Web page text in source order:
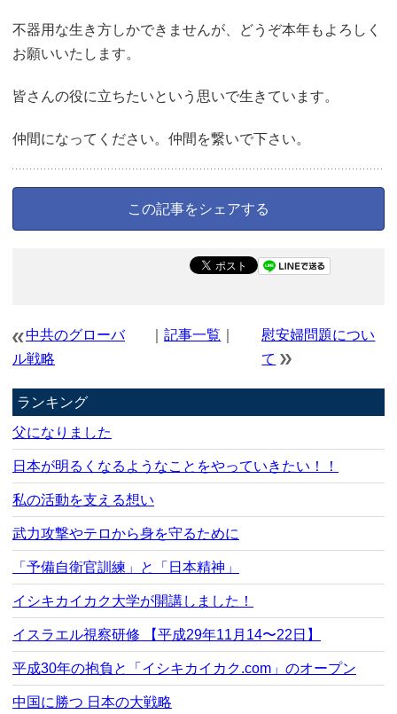
不器用な生き方しかできませんが、どうぞ本年もよろしく
お願いいたします。
皆さんの役に立ちたいという思いで生きています。
仲間になってください。仲間を繋いで下さい。
この記事をシェアする
慰安婦問題につい
て
｜記事一覧
中共のグローバ
ル戦略
ランキング
父になりました
日本が明るくなるようなことをやっていきたい！！
私の活動を支える想い
武力攻撃やテロから身を守るために
「予備自衛官訓練」と「日本精神」
イシキカイカク大学が開講しました！
イスラエル視察研修 【平成29年11月14〜22日】
平成30年の抱負と「イシキカイカク.com」のオープン
中国に勝つ 日本の大戦略